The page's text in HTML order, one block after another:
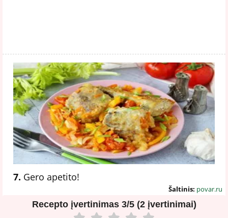
7. Gero apetito!
Šaltinis: povar.ru
Recepto įvertinimas 3/5 (2 įvertinimai)